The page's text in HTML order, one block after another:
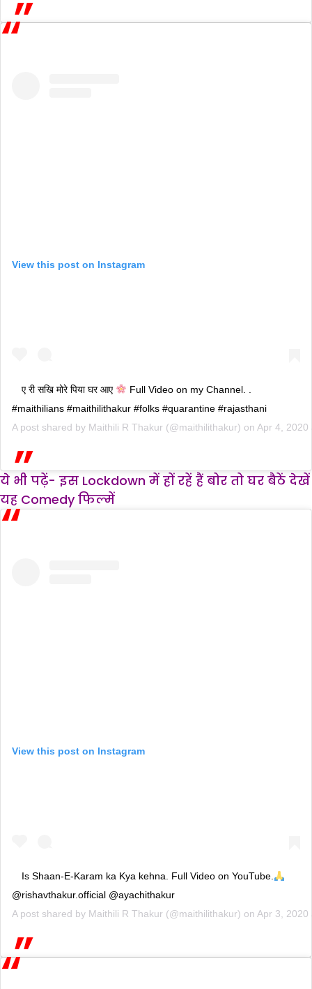
View this post on Instagram
ए री सखि मोरे पिया घर आए
Full Video on my Channel. .
#maithilians #maithilithakur #folks #quarantine #rajasthani
A post shared by Maithili R Thakur (@maithilithakur) on Apr 4, 2020
ये भी पढ़ें- इस Lockdown में हों रहें हैं बोर तो घर बैठें देखें
यह Comedy फिल्में
View this post on Instagram
Is Shaan-E-Karam ka Kya kehna. Full Video on YouTube.
@rishavthakur.official @ayachithakur
A post shared by Maithili R Thakur (@maithilithakur) on Apr 3, 2020